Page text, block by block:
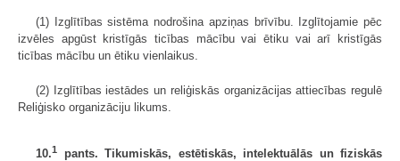
(1) Izglītības sistēma nodrošina apziņas brīvību. Izglītojamie pēc
izvēles apgūst kristīgās ticības mācību vai ētiku vai arī kristīgās
ticības mācību un ētiku vienlaikus.
(2) Izglītības iestādes un reliģiskās organizācijas attiecības regulē
Reliģisko organizāciju likums.
10.1
pants. Tikumiskās, estētiskās, intelektuālās un fiziskās